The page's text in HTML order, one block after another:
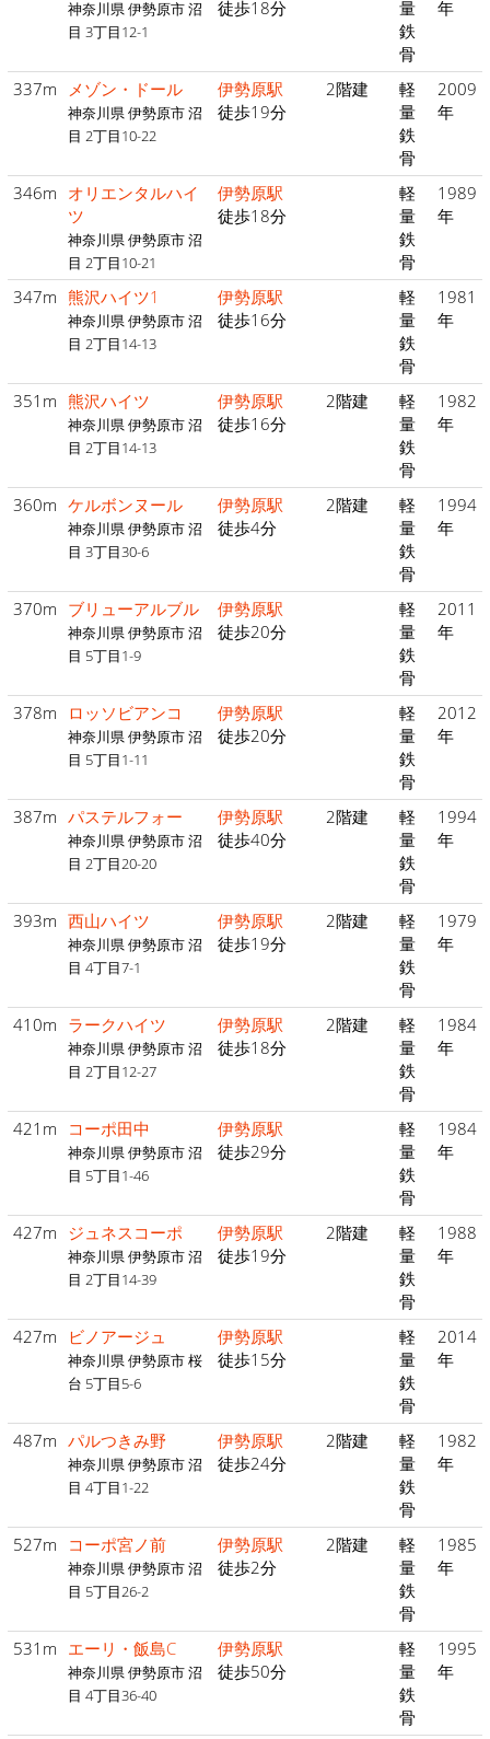
神奈川県 伊勢原市 沼
目 3丁目12-1
徒歩18分
量
鉄
骨
年
337m メゾン・ドール
神奈川県 伊勢原市 沼
目 2丁目10-22
伊勢原駅
徒歩19分
2階建
軽
量
鉄
骨
2009
年
346m オリエンタルハイ
ツ
神奈川県 伊勢原市 沼
目 2丁目10-21
伊勢原駅
徒歩18分
軽
量
鉄
骨
1989
年
347m 熊沢ハイツ1
神奈川県 伊勢原市 沼
目 2丁目14-13
伊勢原駅
徒歩16分
軽
量
鉄
骨
1981
年
351m 熊沢ハイツ
神奈川県 伊勢原市 沼
目 2丁目14-13
伊勢原駅
徒歩16分
2階建
軽
量
鉄
骨
1982
年
360m ケルボンヌール
神奈川県 伊勢原市 沼
目 3丁目30-6
伊勢原駅
徒歩4分
2階建
軽
量
鉄
骨
1994
年
370m ブリューアルブル
神奈川県 伊勢原市 沼
目 5丁目1-9
伊勢原駅
徒歩20分
軽
量
鉄
骨
2011
年
378m ロッソビアンコ
神奈川県 伊勢原市 沼
目 5丁目1-11
伊勢原駅
徒歩20分
軽
量
鉄
骨
2012
年
387m パステルフォー
神奈川県 伊勢原市 沼
目 2丁目20-20
伊勢原駅
徒歩40分
2階建
軽
量
鉄
骨
1994
年
393m 西山ハイツ
神奈川県 伊勢原市 沼
目 4丁目7-1
伊勢原駅
徒歩19分
2階建
軽
量
鉄
骨
1979
年
410m ラークハイツ
神奈川県 伊勢原市 沼
目 2丁目12-27
伊勢原駅
徒歩18分
2階建
軽
量
鉄
骨
1984
年
421m コーポ田中
神奈川県 伊勢原市 沼
目 5丁目1-46
伊勢原駅
徒歩29分
軽
量
鉄
骨
1984
年
427m ジュネスコーポ
神奈川県 伊勢原市 沼
目 2丁目14-39
伊勢原駅
徒歩19分
2階建
軽
量
鉄
骨
1988
年
427m ビノアージュ
神奈川県 伊勢原市 桜
台 5丁目5-6
伊勢原駅
徒歩15分
軽
量
鉄
骨
2014
年
487m パルつきみ野
神奈川県 伊勢原市 沼
目 4丁目1-22
伊勢原駅
徒歩24分
2階建
軽
量
鉄
骨
1982
年
527m コーポ宮ノ前
神奈川県 伊勢原市 沼
目 5丁目26-2
伊勢原駅
徒歩2分
2階建
軽
量
鉄
骨
1985
年
531m エーリ・飯島C
神奈川県 伊勢原市 沼
目 4丁目36-40
伊勢原駅
徒歩50分
軽
量
鉄
骨
1995
年